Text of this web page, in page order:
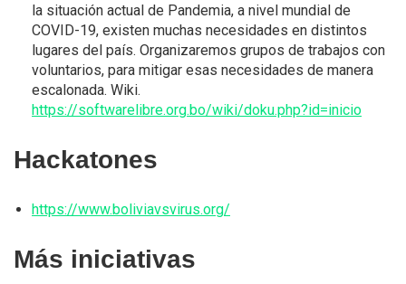
la situación actual de Pandemia, a nivel mundial de
COVID-19, existen muchas necesidades en distintos
lugares del país. Organizaremos grupos de trabajos con
voluntarios, para mitigar esas necesidades de manera
escalonada. Wiki.
https://softwarelibre.org.bo/wiki/doku.php?id=inicio
Hackatones
https://www.boliviavsvirus.org/
Más iniciativas